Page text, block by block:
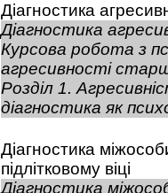
Діагностика
Діагностика
Курсова робота з
агресивності
Розділ 1.
діагностика як
Діагностика
підлітковому віці
Діагностика